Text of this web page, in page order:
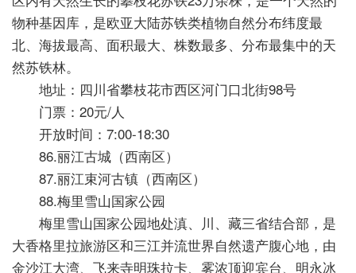
物种基因库，是欧亚大陆苏铁类植物自然分布纬度最
北、海拔最高、面积最大、株数最多、分布最集中的天
然苏铁林。
地址：四川省攀枝花市西区河门口北街98号
门票：20元/人
开放时间：7:00-18:30
86.丽江古城（西南区）
87.丽江束河古镇（西南区）
88.梅里雪山国家公园
梅里雪山国家公园地处滇、川、藏三省结合部，是
大香格里拉旅游区和三江并流世界自然遗产腹心地，由
金沙江大湾、飞来寺明珠拉卡、雾浓顶迎宾台、明永冰